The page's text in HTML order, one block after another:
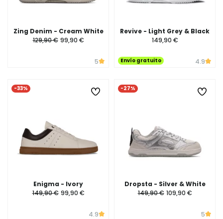
Zing Denim - Cream White
129,90 € 99,90 €
5
Revive - Light Grey & Black
149,90 €
Envío gratuito 4.9
-33%
Enigma - Ivory
149,90 € 99,90 €
4.9
-27%
Dropsta - Silver & White
149,90 € 109,90 €
5